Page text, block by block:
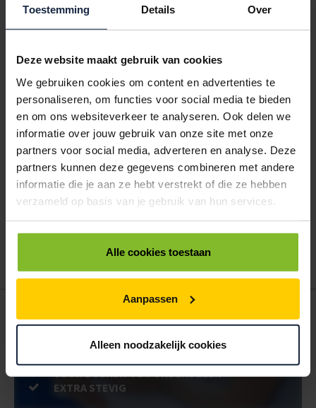
Toestemming Details Over
Deze website maakt gebruik van cookies
We gebruiken cookies om content en advertenties te
personaliseren, om functies voor social media te bieden
en om ons websiteverkeer te analyseren. Ook delen we
informatie over jouw gebruik van onze site met onze
partners voor social media, adverteren en analyse. Deze
partners kunnen deze gegevens combineren met andere
informatie die je aan ze hebt verstrekt of die ze hebben
verzameld op basis van je gebruik van hun services.
Alle cookies toestaan
Aanpassen
Alleen noodzakelijk cookies
5033062
ENCLOSED
< 5000
5000
10000
€92,58
€85,96 €79,35
ALLES BESTELLEN
Hoe werkt een bestellijst?
Wanneer u bent ingelogd, kunt u een eigen bestellijst maken.
te bestellen. Uw bestel- en offertelijsten kunt u terugvinden in uw
account. Dat pakt altijd goed uit voor uw administratie!
POSTDOOS BEDRUKKEN
VOOR BOEKEN TOT ONDERDELEN
EXTRA STEVIG